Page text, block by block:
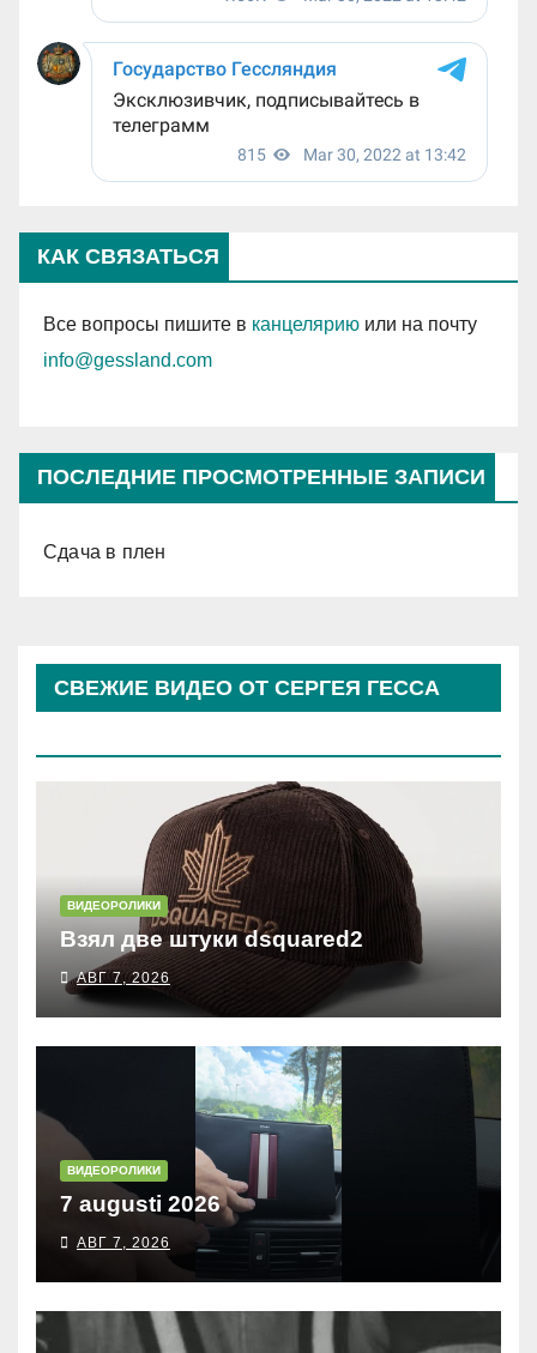
КАК СВЯЗАТЬСЯ
Все вопросы пишите в канцелярию или на почту
info@gessland.com
ПОСЛЕДНИЕ ПРОСМОТРЕННЫЕ ЗАПИСИ
Сдача в плен
СВЕЖИЕ ВИДЕО ОТ СЕРГЕЯ ГЕССА
ВИДЕОРОЛИКИ
Взял две штуки dsquared2
АВГ 7, 2026
ВИДЕОРОЛИКИ
7 augusti 2026
АВГ 7, 2026